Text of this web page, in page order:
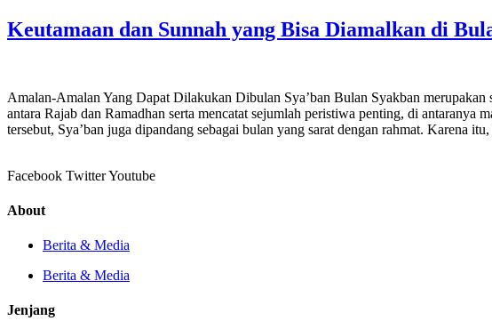
Keutamaan dan Sunnah yang Bisa Diamalkan di
Amalan-Amalan Yang Dapat Dilakukan Dibulan Sya’ban Bulan Syakban
antara Rajab dan Ramadhan serta mencatat sejumlah peristiwa penting, di
tersebut, Sya’ban juga dipandang sebagai bulan yang sarat dengan rahmat. Karena
Facebook TwitterYoutube
About
Berita & Media
Berita & Media
Jenjang